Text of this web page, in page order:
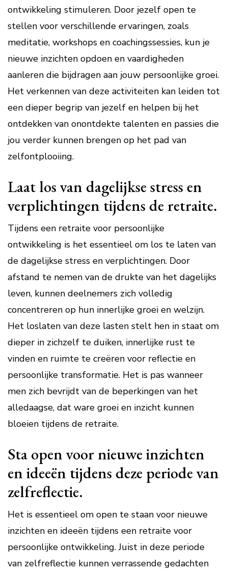
ontwikkeling stimuleren. Door jezelf open te
stellen voor verschillende ervaringen, zoals
meditatie, workshops en coachingssessies, kun je
nieuwe inzichten opdoen en vaardigheden
aanleren die bijdragen aan jouw persoonlijke groei.
Het verkennen van deze activiteiten kan leiden tot
een dieper begrip van jezelf en helpen bij het
ontdekken van onontdekte talenten en passies die
jou verder kunnen brengen op het pad van
zelfontplooiing.
Laat los van dagelijkse stress en
verplichtingen tijdens de retraite.
Tijdens een retraite voor persoonlijke
ontwikkeling is het essentieel om los te laten van
de dagelijkse stress en verplichtingen. Door
afstand te nemen van de drukte van het dagelijks
leven, kunnen deelnemers zich volledig
concentreren op hun innerlijke groei en welzijn.
Het loslaten van deze lasten stelt hen in staat om
dieper in zichzelf te duiken, innerlijke rust te
vinden en ruimte te creëren voor reflectie en
persoonlijke transformatie. Het is pas wanneer
men zich bevrijdt van de beperkingen van het
alledaagse, dat ware groei en inzicht kunnen
bloeien tijdens de retraite.
Sta open voor nieuwe inzichten
en ideeën tijdens deze periode van
zelfreflectie.
Het is essentieel om open te staan voor nieuwe
inzichten en ideeën tijdens een retraite voor
persoonlijke ontwikkeling. Juist in deze periode
van zelfreflectie kunnen verrassende gedachten